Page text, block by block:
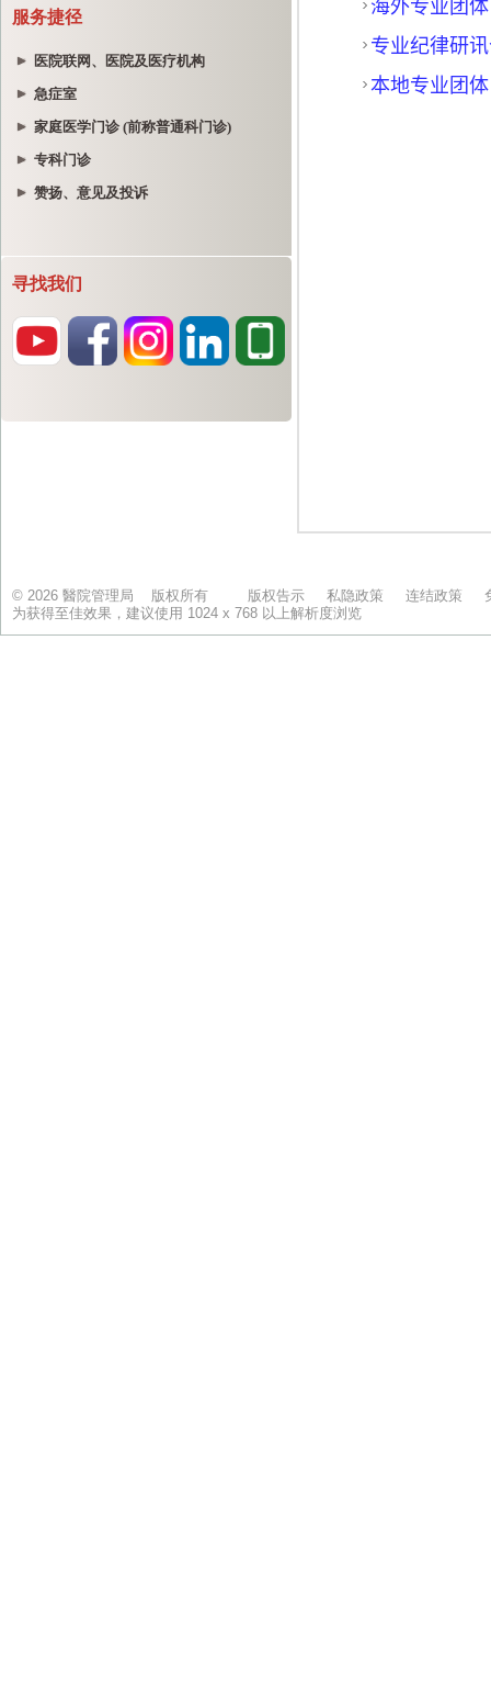
服务捷径
医院联网、医院及医疗机构
急症室
家庭医学门诊 (前称普通科门诊)
专科门诊
赞扬、意见及投诉
寻找我们
© 2026 醫院管理局 版权所有 版权告示 私隐政策 连结政策
为获得至佳效果，建议使用 1024 x 768 以上解析度浏览